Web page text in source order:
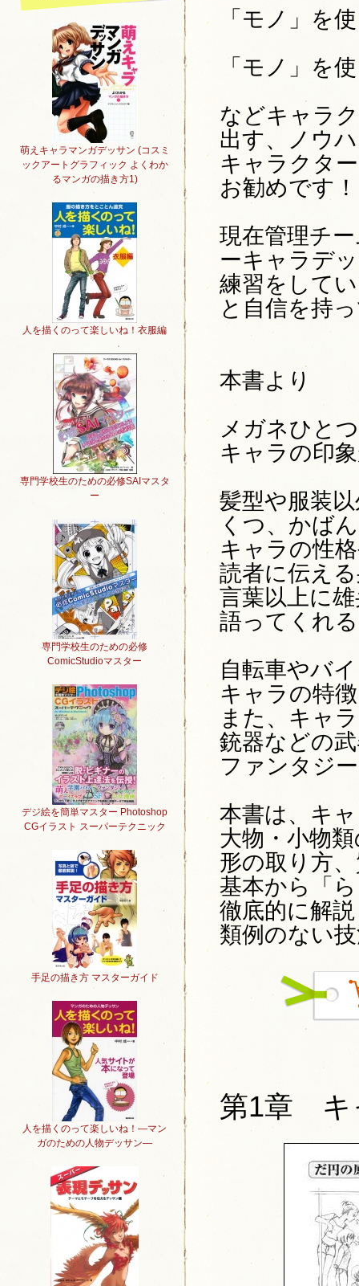
萌えキャラマンガデッサン (コスミ
ックアートグラフィック よくわか
るマンガの描き方1)
人を描くのって楽しいね！衣服編
専門学校生のための必修SAIマスタ
ー
専門学校生のための必修
ComicStudioマスター
デジ絵を簡単マスター Photoshop
CGイラスト スーパーテクニック
手足の描き方 マスターガイド
人を描くのって楽しいね！―マン
ガのための人物デッサン―
「モノ」を
「モノ」を
などキャラ
出す、ノウ
キャラクタ
お勧めです！
現在管理チ
ーキャラデ
練習をして
と自信を持
本書より
メガネひと
キャラの印
髪型や服装
くつ、かば
キャラの性
読者に伝え
言葉以上に
語ってくれ
自転車やバ
キャラの特
また、キャ
銃器などの
ファンタジ
本書は、キ
大物・小物
形の取り方
基本から「
徹底的に解
類例のない
第1章 キ